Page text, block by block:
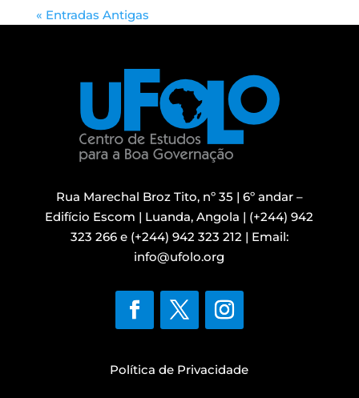
« Entradas Antigas
Rua Marechal Broz Tito, nº 35 | 6º andar –
Edifício Escom | Luanda, Angola | (+244) 942
323 266 e (+244) 942 323 212 | Email:
info@ufolo.org
Política de Privacidade